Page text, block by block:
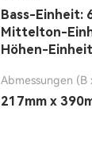
Bass-Einheit:
Mittelton-
Höhen-
Abmessungen (B
217mm x